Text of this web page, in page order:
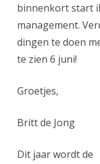
binnenkort start
management.
dingen te doen
te zien 6 juni!
Groetjes,
Britt de Jong
Dit jaar wordt de